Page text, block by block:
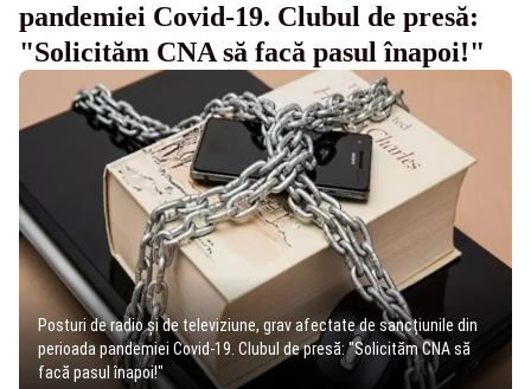
pandemiei Covid-19. Clubul de presă:
"Solicităm CNA să facă pasul înapoi!"
Posturi de radio și de televiziune, grav afectate de sancțiunile din
perioada pandemiei Covid-19. Clubul de presă: "Solicităm CNA să
facă pasul înapoi!"